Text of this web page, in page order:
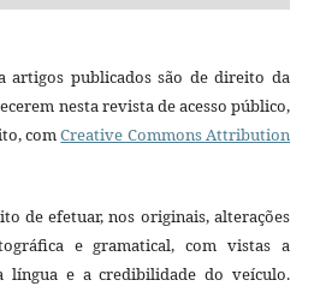
artigos publicados são de direito da
nesta revista de acesso público,
comCreative Commons Attribution
de efetuar, nos originais, alterações
e gramatical, com vistas a
língua e a credibilidade do veículo.